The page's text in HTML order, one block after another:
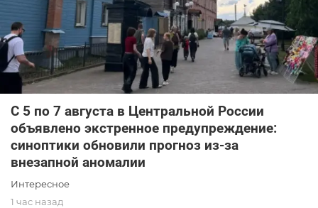
С 5 по 7 августа в Центральной России
объявлено экстренное предупреждение:
синоптики обновили прогноз из-за
внезапной аномалии
Интересное
1 час назад